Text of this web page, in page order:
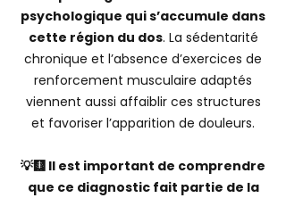
psychologique qui s’accumule dans
cette région du dos. La sédentarité
chronique et l’absence d’exercices de
renforcement musculaire adaptés
viennent aussi affaiblir ces structures
et favoriser l’apparition de douleurs.
💡🩻 Il est important de comprendre
que ce diagnostic fait partie de la